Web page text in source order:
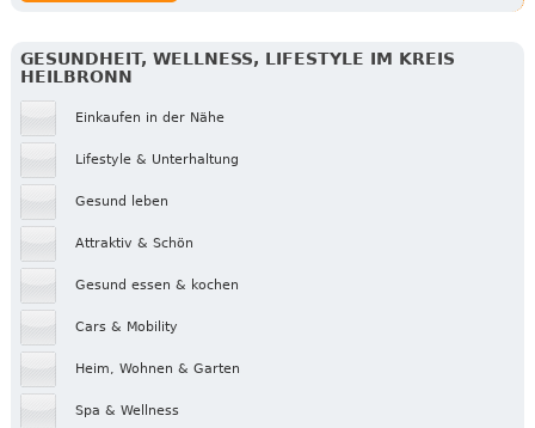
GESUNDHEIT, WELLNESS, LIFESTYLE IM KREIS
HEILBRONN
Einkaufen in der Nähe
Lifestyle & Unterhaltung
Gesund leben
Attraktiv & Schön
Gesund essen & kochen
Cars & Mobility
Heim, Wohnen & Garten
Spa & Wellness